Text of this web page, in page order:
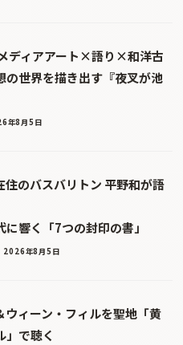
ディアアート×語り×和洋古
の世界を描き出す『夜叉が池
年8月5日
住のバスバリトン 平野和が語
に響く「7つの封印の書」
2026年8月5日
ウィーン・フィルを聖地「黄
」で聴く